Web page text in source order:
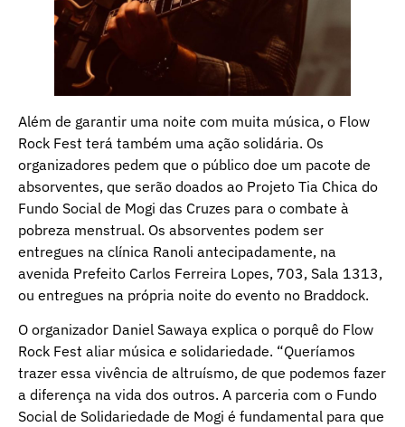
Além de garantir uma noite com muita música, o Flow
Rock Fest terá também uma ação solidária. Os
organizadores pedem que o público doe um pacote de
absorventes, que serão doados ao Projeto Tia Chica do
Fundo Social de Mogi das Cruzes para o combate à
pobreza menstrual. Os absorventes podem ser
entregues na clínica Ranoli antecipadamente, na
avenida Prefeito Carlos Ferreira Lopes, 703, Sala 1313,
ou entregues na própria noite do evento no Braddock.
O organizador Daniel Sawaya explica o porquê do Flow
Rock Fest aliar música e solidariedade. “Queríamos
trazer essa vivência de altruísmo, de que podemos fazer
a diferença na vida dos outros. A parceria com o Fundo
Social de Solidariedade de Mogi é fundamental para que